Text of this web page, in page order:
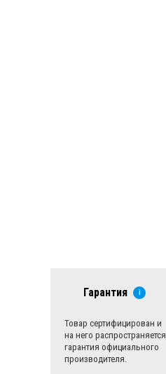
Гарантия i
Товар сертифицирован и
на него распространяется
гарантия официального
производителя.